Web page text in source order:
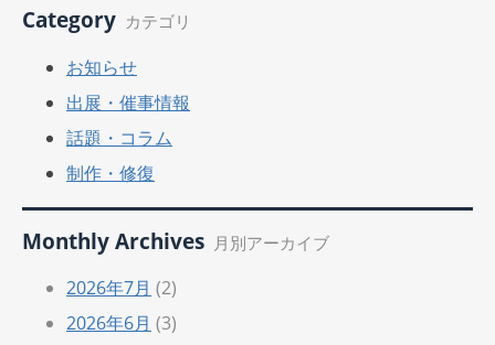
Category カテゴリ
お知らせ
出展・催事情報
話題・コラム
制作・修復
Monthly Archives 月別アーカイブ
2026年7月 (2)
2026年6月 (3)